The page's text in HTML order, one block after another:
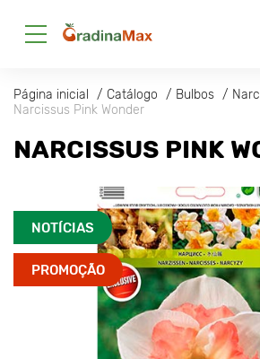
Página inicial Catálogo Bulbos
Narcissus Pink Wonder
NARCISSUS PINK
NOTÍCIAS
PROMOÇÃO